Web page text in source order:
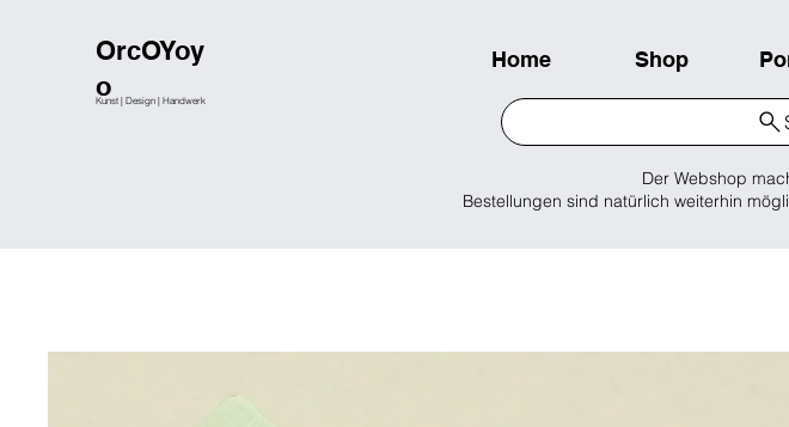
Kunst | Design | Handwerk
OrcOYoy
o
Der Webshop
Bestellungen sind natürlich weiterhin
Home Shop